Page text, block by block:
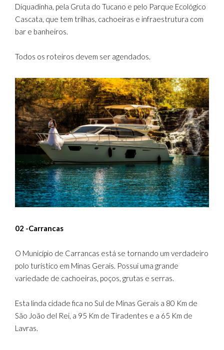
Diquadinha, pela Gruta do Tucano e pelo Parque Ecológico
Cascata, que tem trilhas, cachoeiras e infraestrutura com
bar e banheiros.
Todos os roteiros devem ser agendados.
02 -Carrancas
O Município de Carrancas está se tornando um verdadeiro
polo turístico em Minas Gerais. Possui uma grande
variedade de cachoeiras, poços, grutas e serras.
Esta linda cidade fica no Sul de Minas Gerais a 80 Km de
São João del Rei, a 95 Km de Tiradentes e a 65 Km de
Lavras.